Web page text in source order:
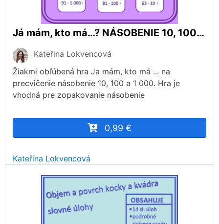
Já mám, kto má…? NÁSOBENIE 10, 100 a 1 000.
Kateřina Lokvencová
Žiakmi obľúbená hra Ja mám, kto má ... na
precvičenie násobenie 10, 100 a 1 000. Hra je
vhodná pre zopakovanie násobenie
0,99 €
Kateřina Lokvencová